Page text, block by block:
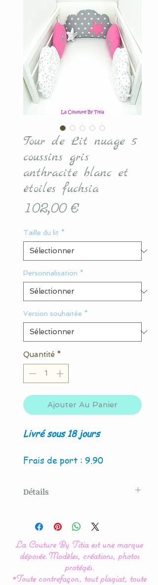
Tour de Lit nuage 5
coussins gris
anthracite blanc et
étoiles fuchsia
102,00 €Prix
Taille du lit *
Personnalisation *
Version souhaitée *
Quantité *
Ajouter Au Panier
Livré sous 18 jours
Frais de port : 9.90
Détails
Couture By Titia
Ce tour de Lit est composé
de 5 coussins en forme de
nuages pour une déco de
La Couture By Titia est une marque
déposée.Modèles, créations, photos
protégés.
*Toute contrefaçon, tout plagiat, toute